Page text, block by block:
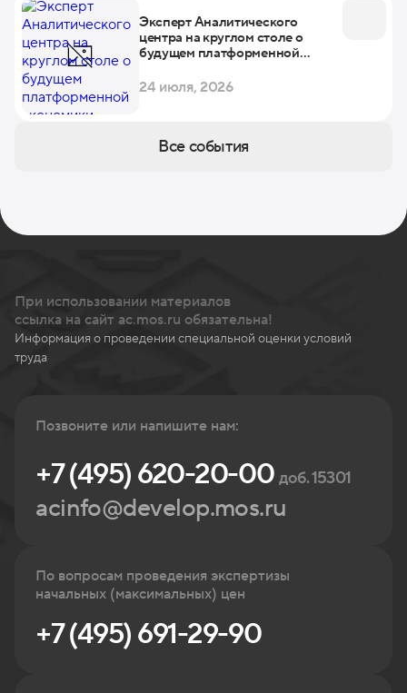
Эксперт Аналитического
центра на круглом столе о
будущем платформенной
24 июля, 2026
Все события
При использовании материалов
ссылка на сайт ac.mos.ru обязательна!
Информация о проведении специальной оценки условий
труда
Позвоните или напишите нам:
+7 (495) 620-20-00доб. 15301
acinfo@develop.mos.ru
По вопросам проведения экспертизы
начальных (максимальных) цен
+7 (495) 691-29-90